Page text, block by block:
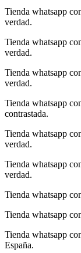
Tienda whatsapp
verdad.
Tienda whatsapp
verdad.
Tienda whatsapp
verdad.
Tienda whatsapp
contrastada.
Tienda whatsapp
verdad.
Tienda whatsapp
verdad.
Tienda whatsapp
Tienda whatsapp
Tienda whatsapp
España.